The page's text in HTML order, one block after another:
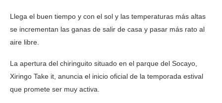
Llega el buen tiempo y con el sol y las temperaturas más altas
se incrementan las ganas de salir de casa y pasar más rato al
aire libre.
La apertura del chiringuito situado en el parque del Socayo,
Xiringo Take it, anuncia el inicio oficial de la temporada estival
que promete ser muy activa.